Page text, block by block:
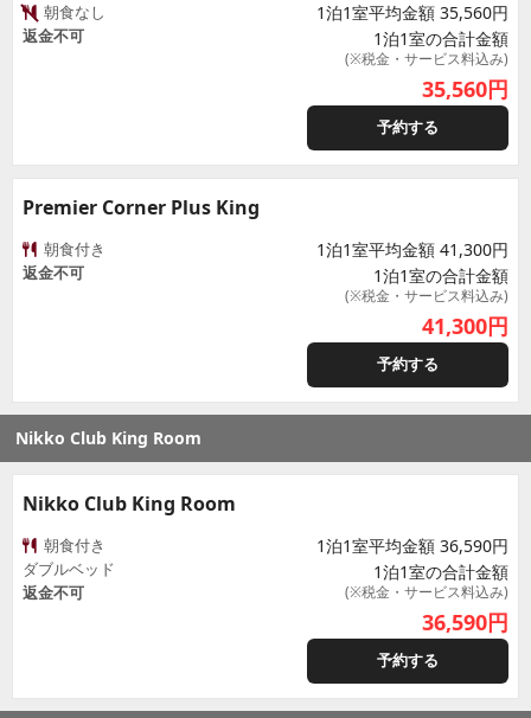
朝食なし
返金不可
1泊1室平均金額 35,560円
1泊1室の合計金額
(※税金・サービス料込み)
35,560円
予約する
Premier Corner Plus King
朝食付き
返金不可
1泊1室平均金額 41,300円
1泊1室の合計金額
(※税金・サービス料込み)
41,300円
予約する
Nikko Club King Room
Nikko Club King Room
朝食付き
ダブルベッド
返金不可
1泊1室平均金額 36,590円
1泊1室の合計金額
(※税金・サービス料込み)
36,590円
予約する